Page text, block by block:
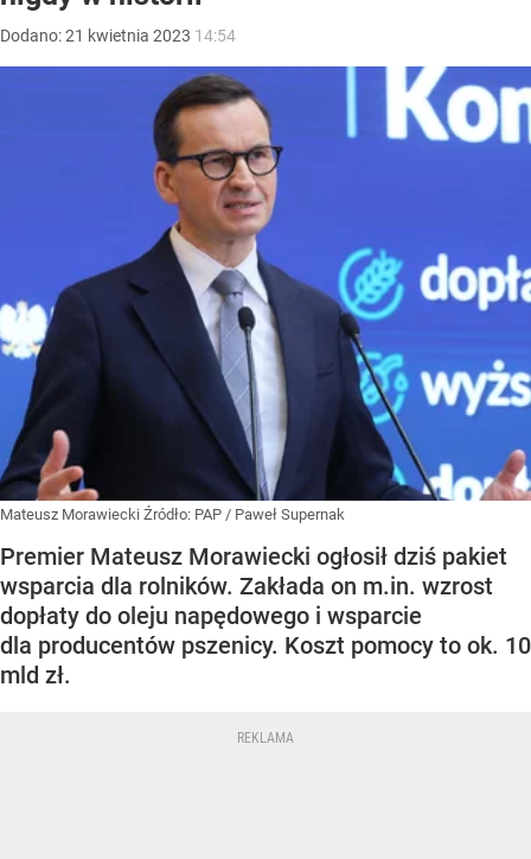
Dodano:21 kwietnia 2023 14:54
Mateusz Morawiecki Źródło: PAP / Paweł Supernak
Premier Mateusz Morawiecki ogłosił dziś pakiet
wsparcia dla rolników. Zakłada on m.in. wzrost
dopłaty do oleju napędowego i wsparcie
dla producentów pszenicy. Koszt pomocy to ok. 10
mld zł.